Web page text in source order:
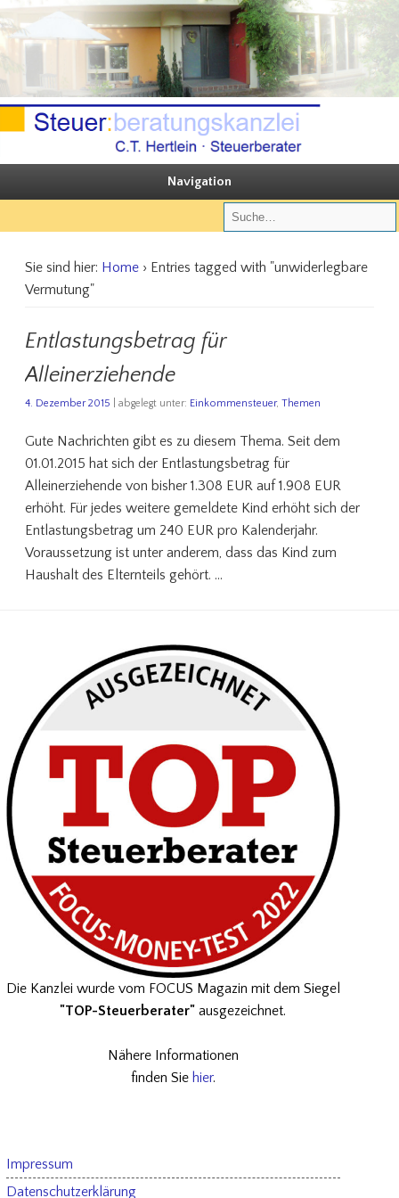
Steuerberatungskanzlei C.T. Hertlein
Sie steuern, wir beraten
Navigation
Sie sind hier: Home› Entries tagged with "unwiderlegbare
Vermutung"
Entlastungsbetrag für
Alleinerziehende
4. Dezember 2015 | abgelegt unter: Einkommensteuer, Themen
Gute Nachrichten gibt es zu diesem Thema. Seit dem
01.01.2015 hat sich der Entlastungsbetrag für
Alleinerziehende von bisher 1.308 EUR auf 1.908 EUR
erhöht. Für jedes weitere gemeldete Kind erhöht sich der
Entlastungsbetrag um 240 EUR pro Kalenderjahr.
Voraussetzung ist unter anderem, dass das Kind zum
Haushalt des Elternteils gehört. …
Die Kanzlei wurde vom FOCUS Magazin mit dem Siegel
"TOP-Steuerberater" ausgezeichnet.
Nähere Informationen
finden Sie hier.
Impressum
Datenschutzerklärung